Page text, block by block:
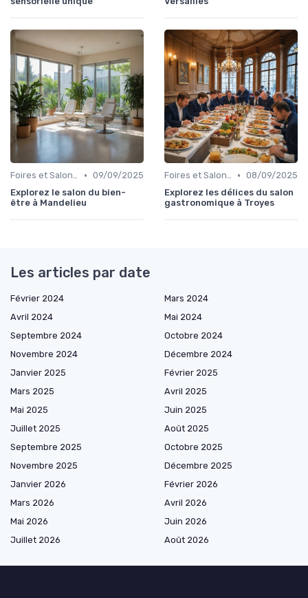
Foires et Salons Grand Public • 09/09/2025
Explorez le salon du bien-
être à Mandelieu
Foires et Salons Grand Public • 08/09/2025
Explorez les délices du salon
gastronomique à Troyes
Les articles par date
Février 2024
Mars 2024
Avril 2024
Mai 2024
Septembre 2024
Octobre 2024
Novembre 2024
Décembre 2024
Janvier 2025
Février 2025
Mars 2025
Avril 2025
Mai 2025
Juin 2025
Juillet 2025
Août 2025
Septembre 2025
Octobre 2025
Novembre 2025
Décembre 2025
Janvier 2026
Février 2026
Mars 2026
Avril 2026
Mai 2026
Juin 2026
Juillet 2026
Août 2026